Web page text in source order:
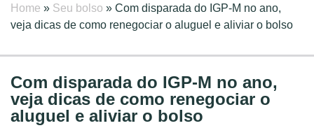
Home » Seu bolso » Com disparada do IGP-M no ano,
veja dicas de como renegociar o aluguel e aliviar o bolso
Com disparada do IGP-M no ano,
veja dicas de como renegociar o
aluguel e aliviar o bolso